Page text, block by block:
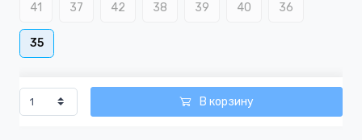
41 37 42 38 39 40 36
35
В корзину